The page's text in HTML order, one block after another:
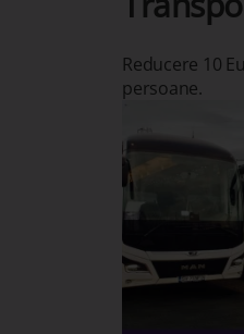
Reducere 10
persoane.